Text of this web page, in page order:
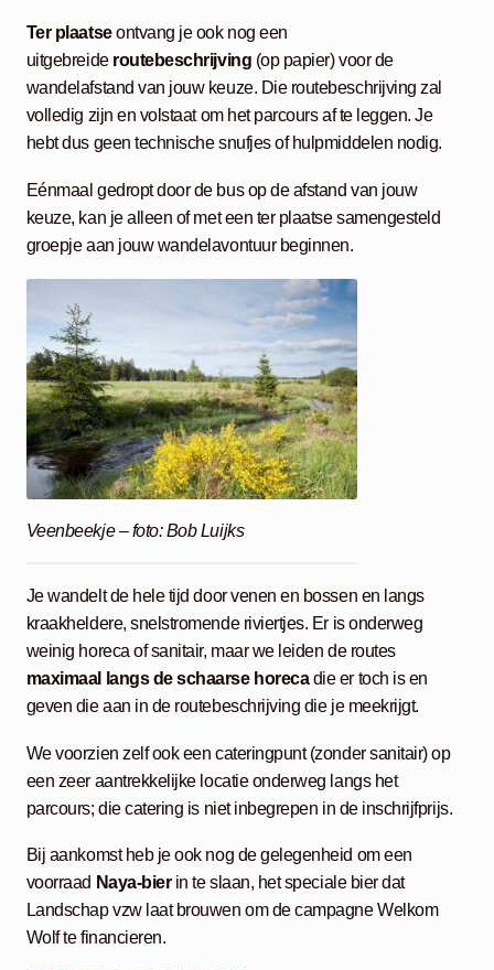
Ter plaatseontvang je ook nog een
uitgebreide routebeschrijving (op papier) voor de
wandelafstand van jouw keuze. Die routebeschrijving zal
volledig zijn en volstaat om het parcours af te leggen. Je
hebt dus geen technische snufjes of hulpmiddelen nodig.
Eénmaal gedropt door de bus op de afstand van jouw
keuze, kan je alleen of met een ter plaatse samengesteld
groepje aan jouw wandelavontuur beginnen.
Veenbeekje – foto: Bob Luijks
Je wandelt de hele tijd door venen en bossen en langs
kraakheldere, snelstromende riviertjes. Er is onderweg
weinig horeca of sanitair, maar we leiden de routes
maximaal langs de schaarse horecadie er toch is en
geven die aan in de routebeschrijving die je meekrijgt.
We voorzien zelf ook een cateringpunt (zonder sanitair) op
een zeer aantrekkelijke locatie onderweg langs het
parcours; die catering is niet inbegrepen in de inschrijfprijs.
Bij aankomst heb je ook nog de gelegenheid om een
voorraad Naya-bierin te slaan, het speciale bier dat
Landschap vzw laat brouwen om de campagne Welkom
Wolf te financieren.